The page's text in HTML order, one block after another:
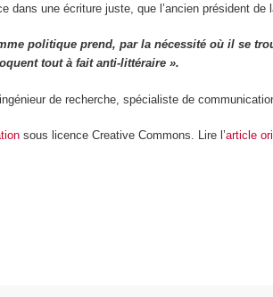
dans une écriture juste, que l’ancien président de
politique prend, par la nécessité où il se
tout à fait anti-littéraire ».
de recherche, spécialiste de
sous licence Creative Commons. Lire l’article